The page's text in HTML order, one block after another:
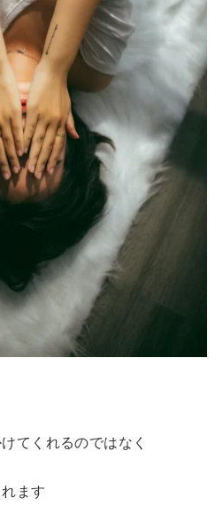
てくれるのではなく
ます